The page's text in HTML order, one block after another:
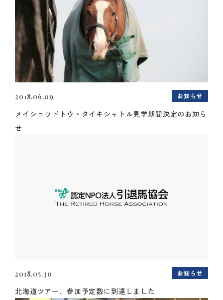
2018.06.09 お知らせ
メイショウドトウ・タイキシャトル見学期間決定のお知ら
せ
2018.05.30 お知らせ
北海道ツアー、参加予定数に到達しました